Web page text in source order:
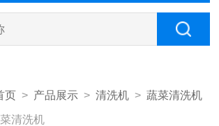
页 > 产品展示 >清洗机 >蔬菜清洗机
清洗机